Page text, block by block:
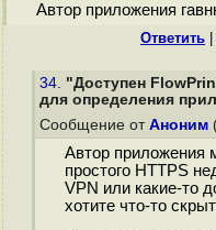
Автор приложения
Ответить
34. "Доступен
для определения
Сообщение от Аноним
Автор приложения
простого HTTPS
VPN или какие-то
хотите что-то